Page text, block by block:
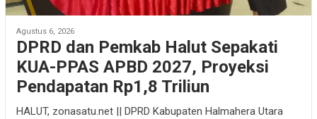
Agustus 6, 2026
DPRD dan Pemkab Halut Sepakati
KUA-PPAS APBD 2027, Proyeksi
Pendapatan Rp1,8 Triliun
HALUT, zonasatu.net || DPRD Kabupaten Halmahera Utara